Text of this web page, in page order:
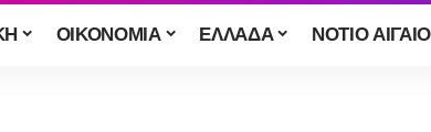
ΟΙΚΟΝΟΜΙΑ ΕΛΛΑΔΑ ΝΟΤΙΟ ΑΙΓΑΙΟ